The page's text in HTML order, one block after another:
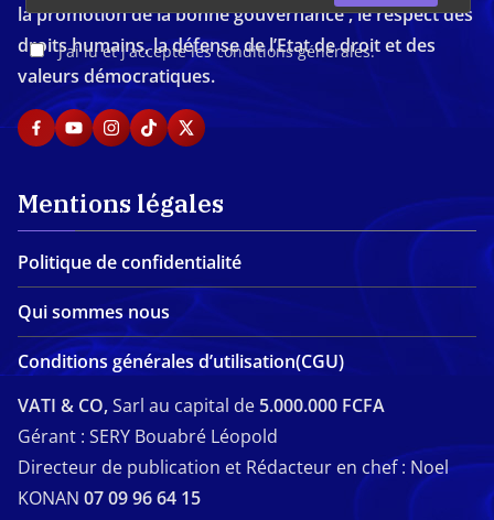
J'ai lu et j'accepte les conditions générales.
la promotion de la bonne gouvernance , le respect des
droits humains, la défense de l’Etat de droit et des
valeurs démocratiques.
Mentions légales
Politique de confidentialité
Qui sommes nous
Conditions générales d’utilisation(CGU)
VATI & CO,Sarl au capital de 5.000.000 FCFA
Gérant : SERY Bouabré Léopold
Directeur de publication et Rédacteur en chef : Noel
KONAN 07 09 96 64 15